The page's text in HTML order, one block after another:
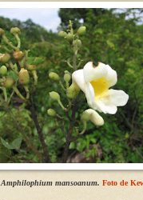
Amphilophium mansoanum. Foto de